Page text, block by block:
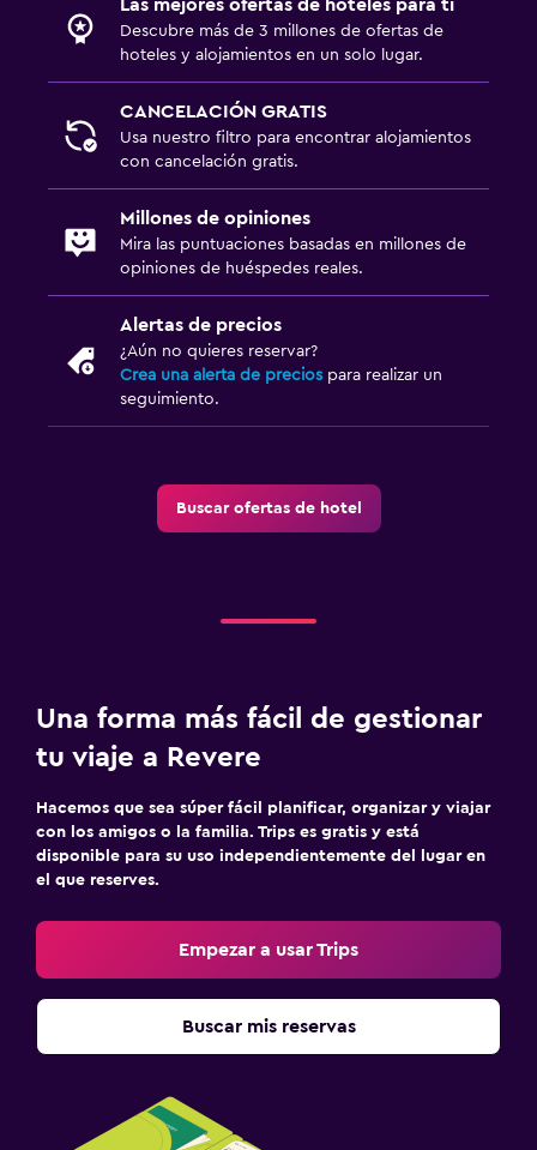
Las mejores ofertas de hoteles para ti
Descubre más de 3 millones de ofertas de
hoteles y alojamientos en un solo lugar.
CANCELACIÓN GRATIS
Usa nuestro filtro para encontrar alojamientos
con cancelación gratis.
Millones de opiniones
Mira las puntuaciones basadas en millones de
opiniones de huéspedes reales.
Alertas de precios
¿Aún no quieres reservar?
Crea una alerta de precios para realizar un
seguimiento.
Buscar ofertas de hotel
Una forma más fácil de gestionar
tu viaje a Revere
Hacemos que sea súper fácil planificar, organizar y viajar
con los amigos o la familia. Trips es gratis y está
disponible para su uso independientemente del lugar en
el que reserves.
Empezar a usar Trips
Buscar mis reservas